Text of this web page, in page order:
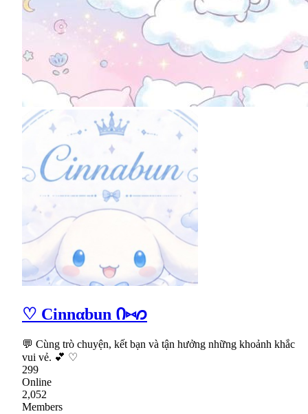
♡ Cinnαbun Ი⑅𐑼
💬 Cùng trò chuyện, kết bạn và tận hưởng những khoảnh khắc
vui vẻ. 💕 ♡
299
Online
2,052
Members